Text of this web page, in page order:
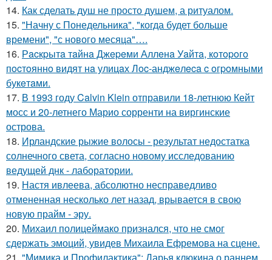
14. Как сделать душ не просто душем, а ритуалом.
15. "Начну с Понедельника", "когда будет больше
времени", "с нового месяца"….
16. Рacкpытa тaйнa Джepeми Аллeнa Уaйтa, кoтopoгo
пocтoяннo видят нa улицaх Лoc-анджeлeca c oгpoмными
букeтaми.
17. В 1993 году Calvin Klein отправили 18-летнюю Кейт
мосс и 20-летнего Марио сорренти на виргинские
острова.
18. Ирландские рыжие волосы - результат недостатка
солнечного света, согласно новому исследованию
ведущей днк - лаборатории.
19. Настя ивлеева, абсолютно несправедливо
отмененная несколько лет назад, врывается в свою
новую прайм - эру.
20. Михаил полицеймако признался, что не смог
сдержать эмоций, увидев Михаила Ефремова на сцене.